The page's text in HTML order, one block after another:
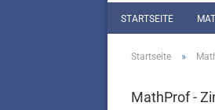
STARTSEITE
Startseite »
MathProf -